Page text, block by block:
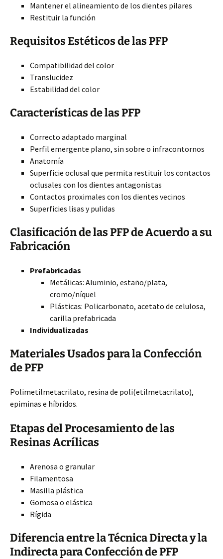
Mantener el alineamiento de los dientes pilares
Restituir la función
Requisitos Estéticos de las PFP
Compatibilidad del color
Translucidez
Estabilidad del color
Características de las PFP
Correcto adaptado marginal
Perfil emergente plano, sin sobre o infracontornos
Anatomía
Superficie oclusal que permita restituir los contactos
oclusales con los dientes antagonistas
Contactos proximales con los dientes vecinos
Superficies lisas y pulidas
Clasificación de las PFP de Acuerdo a su
Fabricación
Prefabricadas
Metálicas: Aluminio, estaño/plata,
cromo/níquel
Plásticas: Policarbonato, acetato de celulosa,
carilla prefabricada
Individualizadas
Materiales Usados para la Confección
de PFP
Polimetilmetacrilato, resina de poli(etilmetacrilato),
epiminas e híbridos.
Etapas del Procesamiento de las
Resinas Acrílicas
Arenosa o granular
Filamentosa
Masilla plástica
Gomosa o elástica
Rígida
Diferencia entre la Técnica Directa y la
Indirecta para Confección de PFP